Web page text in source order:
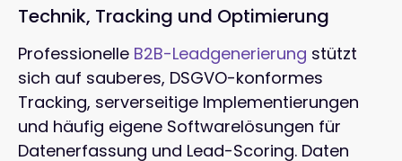
Technik, Tracking und Optimierung
Professionelle B2B-Leadgenerierung stützt
sich auf sauberes, DSGVO-konformes
Tracking, serverseitige Implementierungen
und häufig eigene Softwarelösungen für
Datenerfassung und Lead-Scoring. Daten